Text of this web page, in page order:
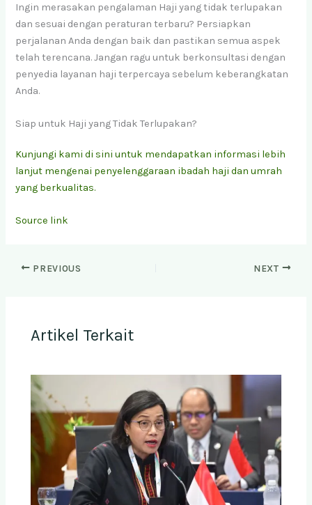
Ingin merasakan pengalaman Haji yang tidak terlupakan
dan sesuai dengan peraturan terbaru? Persiapkan
perjalanan Anda dengan baik dan pastikan semua aspek
telah terencana. Jangan ragu untuk berkonsultasi dengan
penyedia layanan haji terpercaya sebelum keberangkatan
Anda.
Siap untuk Haji yang Tidak Terlupakan?
Kunjungi kami di sini untuk mendapatkan informasi lebih
lanjut mengenai penyelenggaraan ibadah haji dan umrah
yang berkualitas.
Source link
PREVIOUS NEXT
Artikel Terkait